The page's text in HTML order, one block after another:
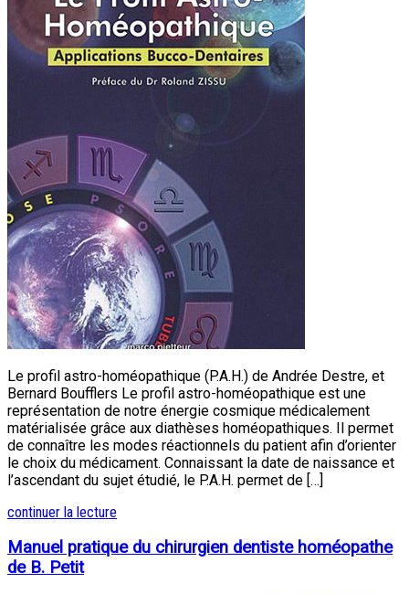
Le profil astro-homéopathique (P.A.H.) de Andrée Destre, et
Bernard Boufflers Le profil astro-homéopathique est une
représentation de notre énergie cosmique médicalement
matérialisée grâce aux diathèses homéopathiques. Il permet
de connaître les modes réactionnels du patient afin d’orienter
le choix du médicament. Connaissant la date de naissance et
l’ascendant du sujet étudié, le P.A.H. permet de […]
continuer la lecture
Manuel pratique du chirurgien dentiste homéopathe
de B. Petit